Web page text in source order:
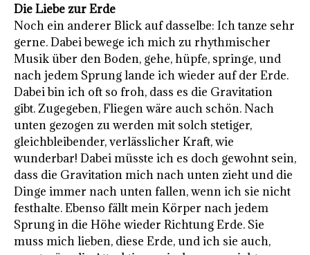
Die Liebe zur Erde
Noch ein anderer Blick auf dasselbe: Ich tanze sehr
gerne. Dabei bewege ich mich zu rhythmischer
Musik über den Boden, gehe, hüpfe, springe, und
nach jedem Sprung lande ich wieder auf der Erde.
Dabei bin ich oft so froh, dass es die Gravitation
gibt. Zugegeben, Fliegen wäre auch schön. Nach
unten gezogen zu werden mit solch stetiger,
gleichbleibender, verlässlicher Kraft, wie
wunderbar! Dabei müsste ich es doch gewohnt sein,
dass die Gravitation mich nach unten zieht und die
Dinge immer nach unten fallen, wenn ich sie nicht
festhalte. Ebenso fällt mein Körper nach jedem
Sprung in die Höhe wieder Richtung Erde. Sie
muss mich lieben, diese Erde, und ich sie auch,